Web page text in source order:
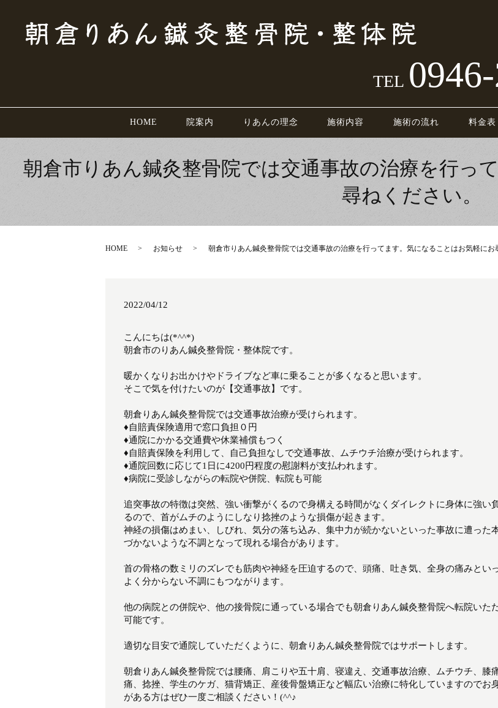
HOME 院案内 りあんの理念 施術内容 施術の流れ 料金表
TEL
朝倉市りあん鍼灸整骨院では交通事故の治療を行っ
尋ねください。
HOME お知らせ 朝倉市りあん鍼灸整骨院では交通事故の治療を行ってます。気になることはお気軽にお
2022/04/12
こんにちは(*^^*)
朝倉市のりあん鍼灸整骨院・整体院です。
暖かくなりお出かけやドライブなど車に乗ることが多くなると思います。
そこで気を付けたいのが【交通事故】です。
朝倉りあん鍼灸整骨院では交通事故治療が受けられます。
♦自賠責保険適用で窓口負担０円
♦通院にかかる交通費や休業補償もつく
♦自賠責保険を利用して、自己負担なしで交通事故、ムチウチ治療が受けられます。
♦通院回数に応じて1日に4200円程度の慰謝料が支払われます。
♦病院に受診しながらの転院や併院、転院も可能
追突事故の特徴は突然、強い衝撃がくるので身構える時間がなくダイレクトに身体に強い
るので、首がムチのようにしなり捻挫のような損傷が起きます。
神経の損傷はめまい、しびれ、気分の落ち込み、集中力が続かないといった事故に遭った
づかないような不調となって現れる場合があります。
首の骨格の数ミリのズレでも筋肉や神経を圧迫するので、頭痛、吐き気、全身の痛みとい
よく分からない不調にもつながります。
他の病院との併院や、他の接骨院に通っている場合でも朝倉りあん鍼灸整骨院へ転院いた
可能です。
適切な目安で通院していただくように、朝倉りあん鍼灸整骨院ではサポートします。
朝倉りあん鍼灸整骨院では腰痛、肩こりや五十肩、寝違え、交通事故治療、ムチウチ、膝
痛、捻挫、学生のケガ、猫背矯正、産後骨盤矯正など幅広い治療に特化していますのでお
がある方はぜひ一度ご相談ください！(^^♪